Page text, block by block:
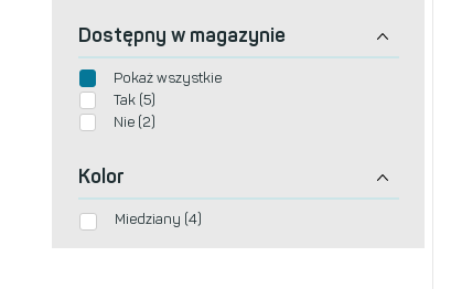
Dostępny w magazynie
Pokaż wszystkie
Tak (5)
Nie (2)
Kolor
Miedziany (4)